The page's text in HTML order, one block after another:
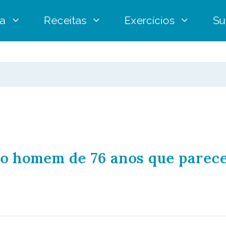
Receitas Exercícios
homem de 76 anos que